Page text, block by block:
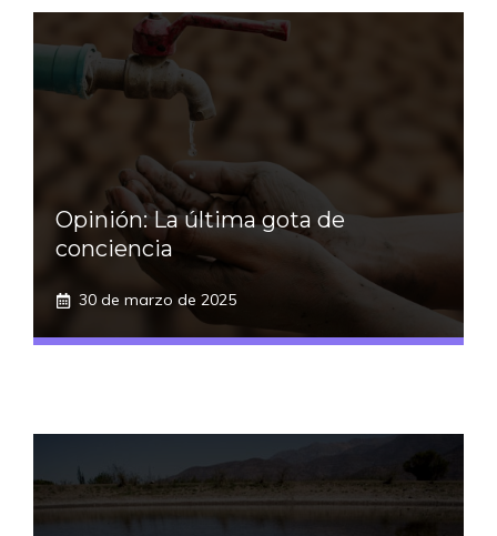
Opinión: La última gota de
conciencia
30 de marzo de 2025